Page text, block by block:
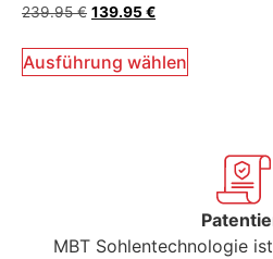
239.95€ 139.95€
Ausführung wählen
MBT Sohlentechnologie